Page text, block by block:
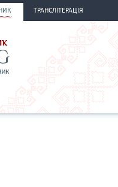
ТРАНСЛІТЕРАЦІЯ